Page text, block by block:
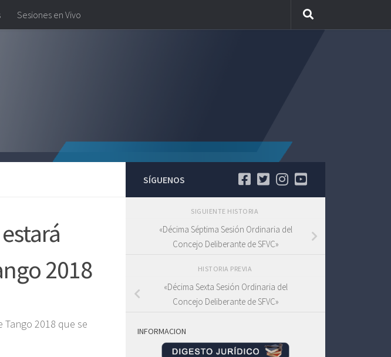
Sesiones en Vivo
2018
2018 que se
SÍGUENOS
SIGUIENTE HISTORIA
«Décima Séptima Sesión Ordinaria del
Concejo Deliberante de SFVC»
HISTORIA PREVIA
«Décima Sexta Sesión Ordinaria del
Concejo Deliberante de SFVC»
INFORMACION